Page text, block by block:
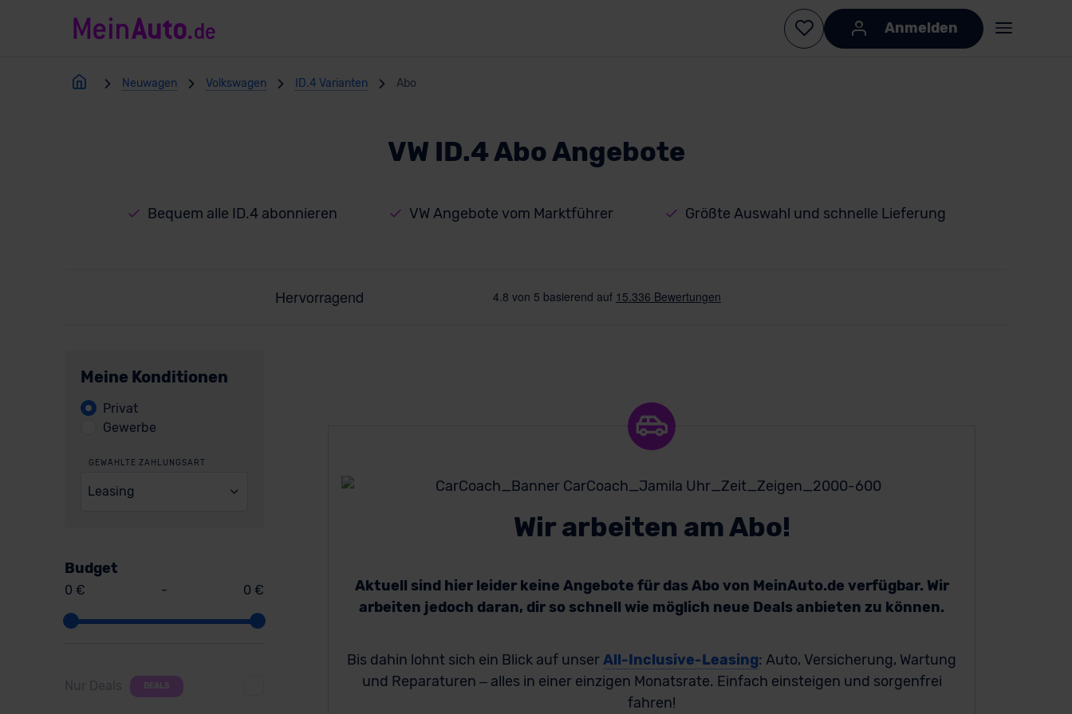
Anmelden
Neuwagen Volkswagen ID.4 Varianten Abo
VW ID.4 Abo Angebote
Bequem alle ID.4 abonnieren VW Angebote vom Marktführer Größte Auswahl und schnelle Lieferung
Meine Konditionen
Privat
Gewerbe
GEWÄHLTE ZAHLUNGSART
Leasing
Budget
0 € - 0 €
Nur Deals DEALS
Wir arbeiten am Abo!
Aktuell sind hier leider keine Angebote für das Abo von MeinAuto.de verfügbar. Wir
arbeiten jedoch daran, dir so schnell wie möglich neue Deals anbieten zu können.
Bis dahin lohnt sich ein Blick auf unserAll-Inclusive-Leasing: Auto, Versicherung, Wartung
und Reparaturen – alles in einer einzigen Monatsrate. Einfach einsteigen und sorgenfrei
fahren!